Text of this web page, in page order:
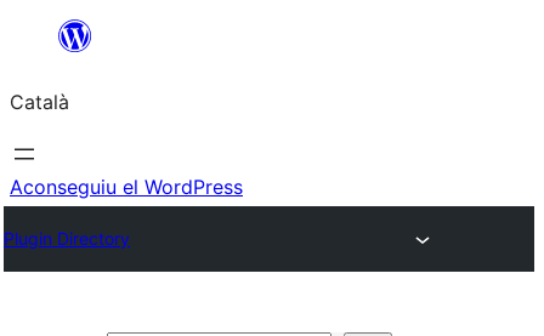
contingut
Català
Aconseguiu el WordPress
Plugin Directory